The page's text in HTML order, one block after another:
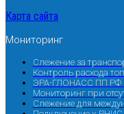
Карта сайта
Мониторинг
Слежение за
Контроль расхода
ЭРА-ГЛОНАСС ПП РФ
Мониторинг при
Слежение для